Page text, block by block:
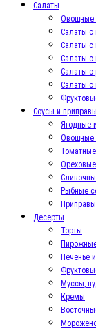
Салаты
Овощные
Салаты с
Салаты с
Салаты с
Салаты с
Салаты с
Соусы и приправы
Ягодные
Овощные
Рыбные
Приправы
Десерты
Торты
Печенье
Муссы,
Кремы